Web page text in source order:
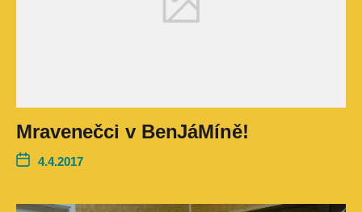
Mravenečci v BenJáMíně!
4.4.2017